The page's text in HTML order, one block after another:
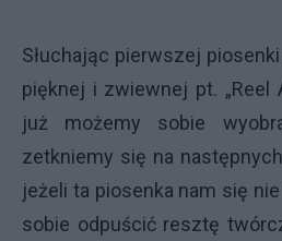
Słuchając pierwszej
pięknej i zwiewnej pt. „Reel
już możemy sobie
zetkniemy się na
jeżeli ta piosenka nam się
sobie odpuścić resztę